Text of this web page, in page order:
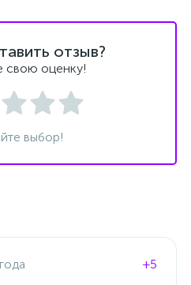
отзыв?
свою оценку!
выбор!
+5